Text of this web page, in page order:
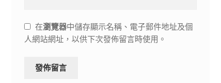
在瀏覽器中儲存顯示名稱、電子郵件地址及個
人網站網址，以供下次發佈留言時使用。